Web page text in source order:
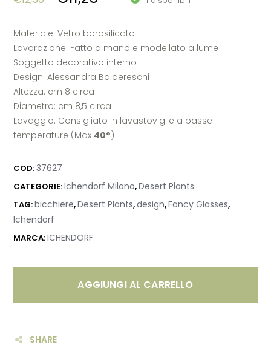
Materiale: Vetro borosilicato
Lavorazione: Fatto a mano e modellato a lume
Soggetto decorativo interno
Design: Alessandra Baldereschi
Altezza: cm 8 circa
Diametro: cm 8,5 circa
Lavaggio: Consigliato in lavastoviglie a basse
temperature (Max 40°)
COD:37627
CATEGORIE:Ichendorf Milano,Desert Plants
TAG:bicchiere,Desert Plants,design,Fancy Glasses,
Ichendorf
MARCA:ICHENDORF
AGGIUNGI AL CARRELLO
SHARE